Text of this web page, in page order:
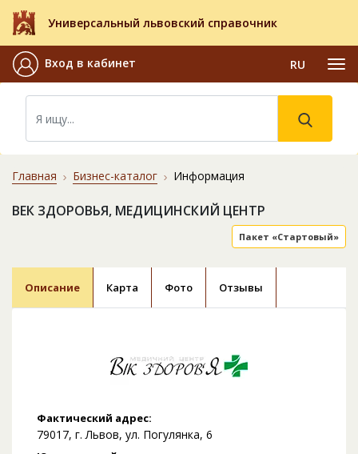
Универсальный львовский справочник
Вход в кабинет RU
Главная Бизнес-каталог Информация
ВЕК ЗДОРОВЬЯ, МЕДИЦИНСКИЙ ЦЕНТР
Пакет «Стартовый»
Описание Карта Фото Отзывы
Фактический адрес:
79017, г. Львов, ул. Погулянка, 6